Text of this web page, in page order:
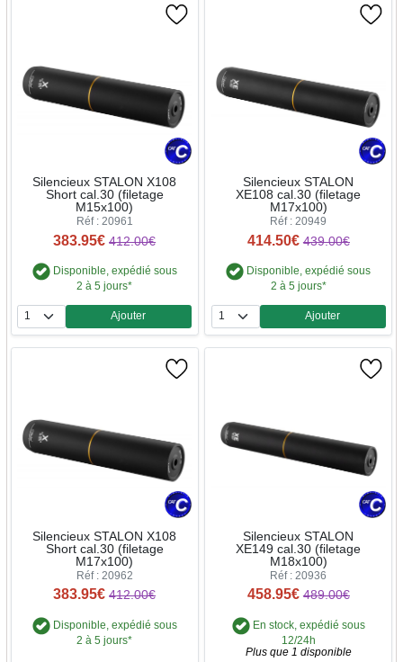
Silencieux STALON X108
Short cal.30 (filetage
M15x100)
Réf : 20961
383.95€ 412.00€
Disponible, expédié sous
2 à 5 jours*
Quantité
Ajouter
Silencieux STALON
XE108 cal.30 (filetage
M17x100)
Réf : 20949
414.50€ 439.00€
Disponible, expédié sous
2 à 5 jours*
Quantité
Ajouter
Silencieux STALON X108
Short cal.30 (filetage
M17x100)
Réf : 20962
383.95€ 412.00€
Disponible, expédié sous
2 à 5 jours*
Silencieux STALON
XE149 cal.30 (filetage
M18x100)
Réf : 20936
458.95€ 489.00€
En stock, expédié sous
12/24h
Plus que 1 disponible